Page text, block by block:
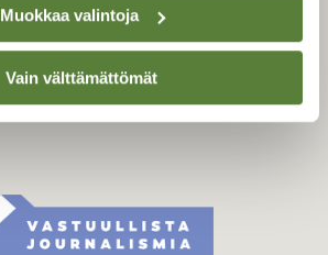
Muokkaa valintoja
Vain välttämättömät
Suomen Luonto -lehden
kustantaja onSuomen
luonnonsuojelu­liitto.